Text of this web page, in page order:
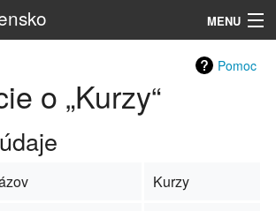
MENU
Hľadať
Pomoc
o „Kurzy“
Kurzy